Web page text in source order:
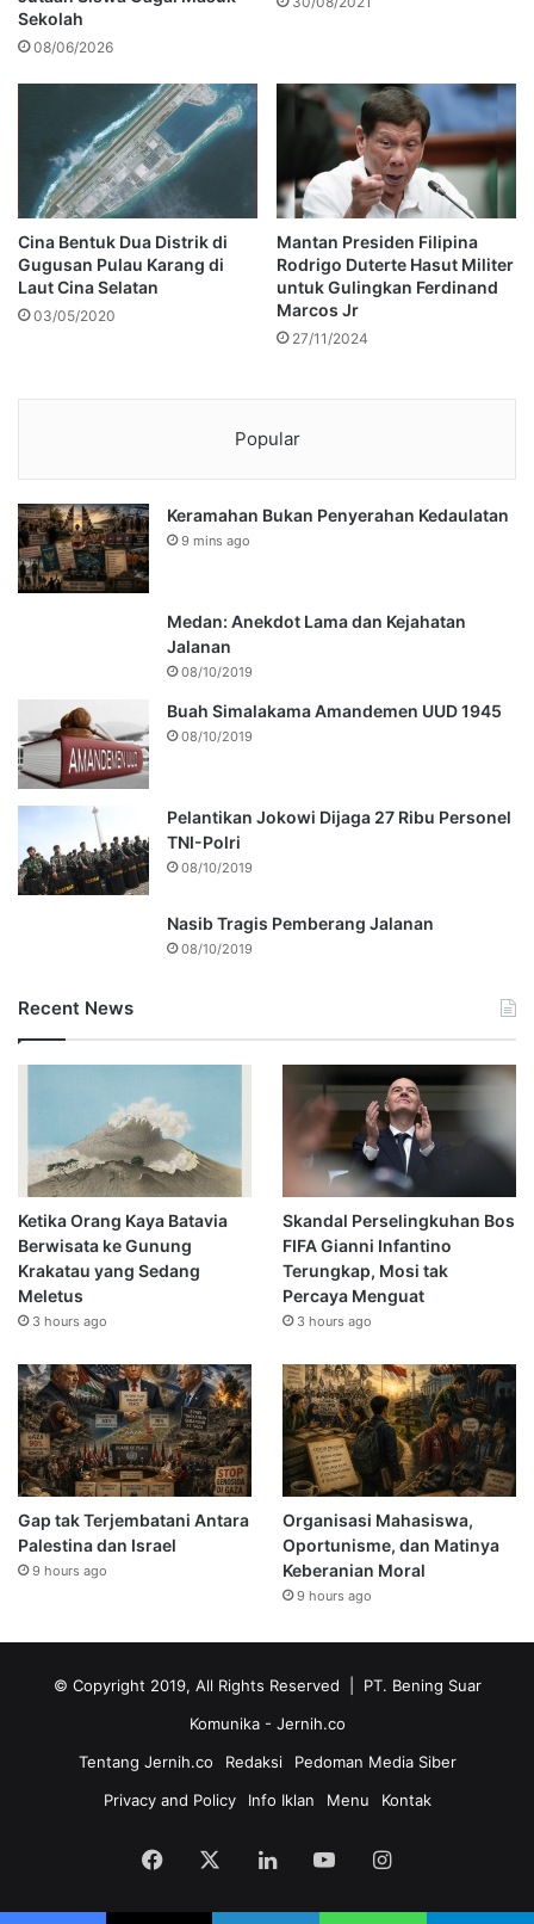
Sekolah
08/06/2026
Cina Bentuk Dua Distrik di
Gugusan Pulau Karang di
Laut Cina Selatan
03/05/2020
Mantan Presiden Filipina
Rodrigo Duterte Hasut Militer
untuk Gulingkan Ferdinand
Marcos Jr
27/11/2024
Popular
Keramahan Bukan Penyerahan Kedaulatan
9 mins ago
Medan: Anekdot Lama dan Kejahatan
Jalanan
08/10/2019
Buah Simalakama Amandemen UUD 1945
08/10/2019
Pelantikan Jokowi Dijaga 27 Ribu Personel
TNI-Polri
08/10/2019
Nasib Tragis Pemberang Jalanan
08/10/2019
Recent News
Ketika Orang Kaya Batavia
Berwisata ke Gunung
Krakatau yang Sedang
Meletus
3 hours ago
Skandal Perselingkuhan Bos
FIFA Gianni Infantino
Terungkap, Mosi tak
Percaya Menguat
3 hours ago
Gap tak Terjembatani Antara
Palestina dan Israel
9 hours ago
Organisasi Mahasiswa,
Oportunisme, dan Matinya
Keberanian Moral
9 hours ago
© Copyright 2019, All Rights Reserved | PT. Bening Suar
Komunika - Jernih.co
Tentang Jernih.co
Redaksi
Pedoman Media Siber
Privacy and Policy
Info Iklan Menu Kontak
Facebook LinkedInYouTubeInstagram